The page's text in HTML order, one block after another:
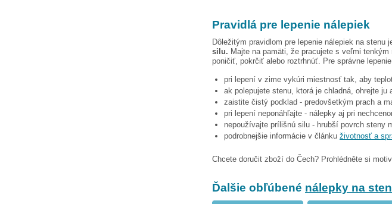
Pravidlá pre lepenie nálepiek
Dôležitým pravidlom pre lepenie nálepiek na stenu
silu. Majte na pamäti, že pracujete s veľmi
poničiť, pokrčiť alebo roztrhnúť. Pre správne
pri lepení v zime vykúri miestnosť tak, aby
ak polepujete stenu, ktorá je chladná, ohrejte ju
zaistite čistý podklad - predovšetkým prach a
pri lepení neponáhľajte - nálepky aj pri
nepoužívajte prílišnú silu - hrubší povrch steny
podrobnejšie informácie v článku životnosť a
Chcete doručit zboží do Čech? Prohlédněte si motiv
Ďalšie obľúbené nálepky na